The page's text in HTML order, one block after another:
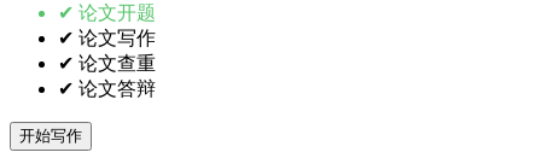
✔ 论文开题
✔ 论文写作
✔ 论文查重
✔ 论文答辩
开始写作